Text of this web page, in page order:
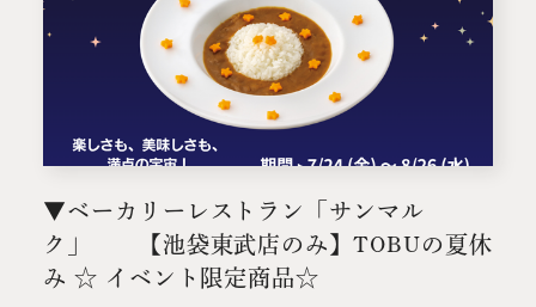
▼ベーカリーレストラン「サンマル
ク」 【池袋東武店のみ】TOBUの夏休
み ☆ イベント限定商品☆